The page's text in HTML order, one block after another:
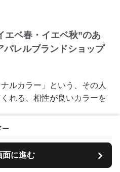
ー
面に進む
エベ春・イエベ秋”のあ
パレルブランドショップ
ルカラー」という、その人
れる、相性が良いカラーを
目の色」、「髪の色」と相